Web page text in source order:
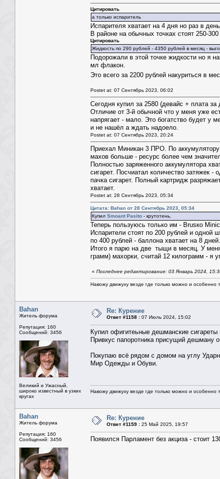
Цитировать
а только испаритель
Испарителя хватает на 4 дня но раз в
В районе на обычных точках стоят 250-
Цитировать
Жидкость по 290 рублей - 4350 рублей в месяц -
Подорожали в этой точке жидкости но я
мл флакон.
Это всего за 2200 рублей накуриться в
Postet at: 07 Сентябрь 2023, 06:02
Сегодня купил за 2580 (девайс + плата
Отличие от 3-й обычной что у меня уже
напрягает - мало. Это богатство будет у
и не нашёл а ждать надоело.
Postet at: 07 Сентябрь 2023, 20:24
Приехал Миникан 3 ПРО. По
махов больше - ресурс более чем
Полностью заряженного аккумулятора
сигарет. Посчиатал количество затяжек -
пачка сигарет. Полный картридж
хватает.
Postet at: 28 Сентябрь 2023, 05:34
Цитата: Bahan от 28 Сентябрь 2023, 05:34
Купил Smoant Pasito - крутотень.
Теперь пользуюсь только им - Brusкo
Испарители стоят по 200 рублей и
по 400 рублей - баллона хватает на 8
Итого я парю на две тыщи в месяц. У
грамм) махорки, считай 12 килограмм - я
« Последнее редактирование: 03 Январь 2024,
Навожу движуху везде где только можно и особенно
Bahan
Житель форума
Репутация: 160
Сообщений: 3456
Великий и Ужасный,
широко известный в узких
кругах
Re: Курение
Ответ #1158 : 07 Июль 2024, 15:02
Купил офигитеьные дешманские сигареты
Привкус папоротника присущий дешману
Покупаю всё рядом с домом на углу
Мир Одежды и Обуви.
Навожу движуху везде где только можно и особенно
Bahan
Житель форума
Репутация: 160
Сообщений: 3456
Re: Курение
Ответ #1159 : 25 Май 2025, 19:57
Появился Парламент без акциза - стоит